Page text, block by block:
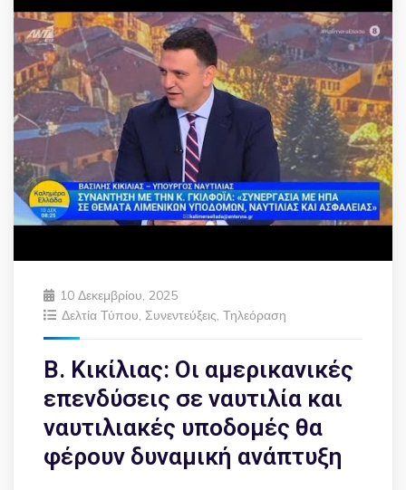
10 Δεκεμβρίου, 2025
Δελτία Τύπου, Συνεντεύξεις, Τηλεόραση
Β. Κικίλιας: Οι αμερικανικές
επενδύσεις σε ναυτιλία και
ναυτιλιακές υποδομές θα
φέρουν δυναμική ανάπτυξη